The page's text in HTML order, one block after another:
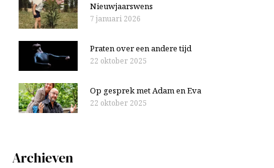
Nieuwjaarswens
7 januari 2026
Praten over een andere tijd
22 oktober 2025
Op gesprek met Adam en Eva
22 oktober 2025
Archieven